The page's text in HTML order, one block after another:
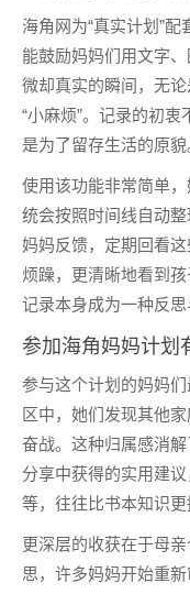
海角网为“真实计划”
能鼓励妈妈们用文字
微却真实的瞬间，无
“小麻烦”。记录的初
是为了留存生活的原貌
使用该功能非常简单
统会按照时间线自动
妈妈反馈，定期回看
烦躁，更清晰地看到
记录本身成为一种反思
参加海角妈妈计划
参与这个计划的妈妈
区中，她们发现其他
奋战。这种归属感消
分享中获得的实用建
等，往往比书本知识更
更深层的收获在于母
思，许多妈妈开始重